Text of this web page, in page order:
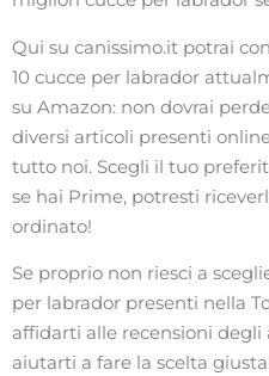
Qui su canissimo.it potrai
10 cucce per labrador
su Amazon: non dovrai
diversi articoli presenti
tutto noi. Scegli il tuo
se hai Prime, potresti
ordinato!
Se proprio non riesci a
per labrador presenti nella
affidarti alle recensioni
aiutarti a fare la scelta